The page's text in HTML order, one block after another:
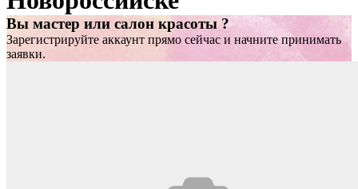
Вы мастер или салон красоты ?
Зарегистрируйте аккаунт прямо сейчас и начните принимать
заявки.